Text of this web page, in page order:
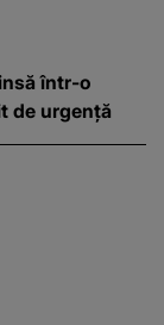
într-o
de urgență